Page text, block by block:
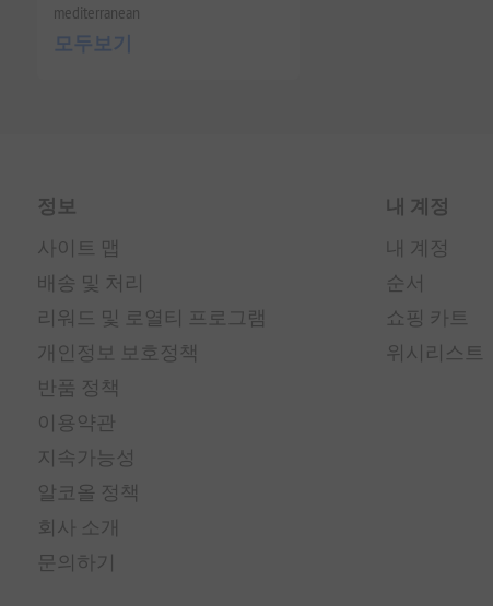
mediterranean
모두보기
정보
사이트 맵
배송 및 처리
리워드 및 로열티 프로그램
개인정보 보호정책
반품 정책
이용약관
지속가능성
알코올 정책
회사 소개
문의하기
내 계정
내 계정
순서
쇼핑 카트
위시리스트